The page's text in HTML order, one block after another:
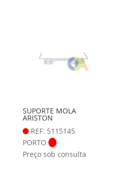
SUPORTE MOLA
ARISTON
REF: 5115145
PORTO
Preço sob consulta